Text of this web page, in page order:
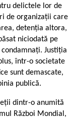
delictele lor de
de organizații care
detenția altora,
niciodată pe
Justiția
într-o societate
sunt demascate,
publică.
dintr-o anumită
Război Mondial,